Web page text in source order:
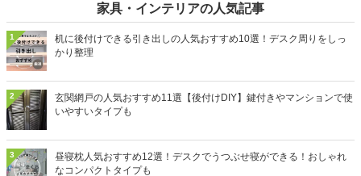
家具・インテリアの人気記事
1
机に後付けできる引き出しの人気おすすめ10選！デスク周りをしっ
かり整理
2
玄関網戸の人気おすすめ11選【後付けDIY】鍵付きやマンションで使
いやすいタイプも
3
昼寝枕人気おすすめ12選！デスクでうつぶせ寝ができる！おしゃれ
なコンパクトタイプも